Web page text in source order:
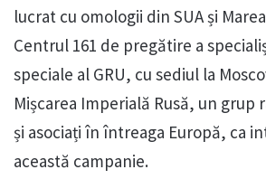
lucrat cu omologii din SUA și
Centrul 161 de pregătire a
speciale al GRU, cu sediul la
Mișcarea Imperială Rusă, un grup
și asociați în întreaga Europă, ca
această campanie.